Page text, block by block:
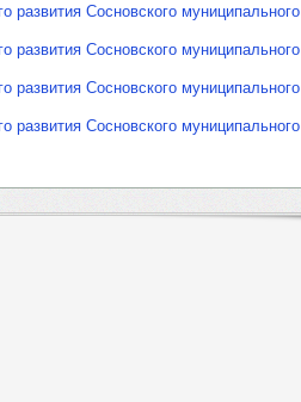
развития Сосновского муниципального
развития Сосновского муниципального
развития Сосновского муниципального
развития Сосновского муниципального